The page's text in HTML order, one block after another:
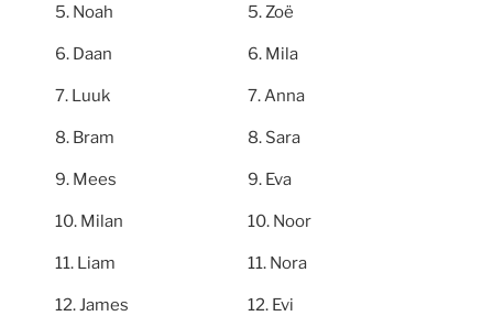
Noah
Daan
Luuk
Bram
Mees
Milan
Liam
James
Zoë
Mila
Anna
Sara
Eva
Noor
Nora
Evi